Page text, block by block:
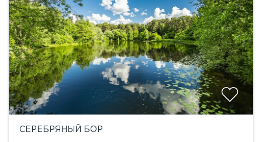
СЕРЕБРЯНЫЙ БОР